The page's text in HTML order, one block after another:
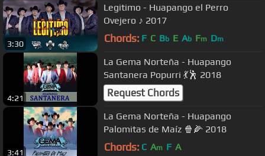
3:30
Legitimo - Huapango el Perro
Ovejero ♪ 2017
Chords: F C Bb E Ab Fm Dm
4:21
La Gema Norteña - Huapango
Santanera Popurri 💃🕺 2018
Request Chords
3:41
La Gema Norteña - Huapango
Palomitas de Maíz 🍿🌽 2018
Chords: C Am F A